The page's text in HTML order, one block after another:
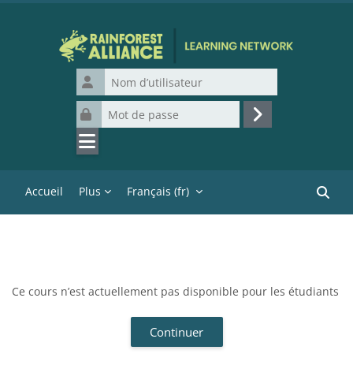
Nom d’utilisateur
Mot de passe
Connexion
Accueil Plus Français ‎(fr)‎
Ce cours n’est actuellement pas disponible pour les étudiants
Continuer